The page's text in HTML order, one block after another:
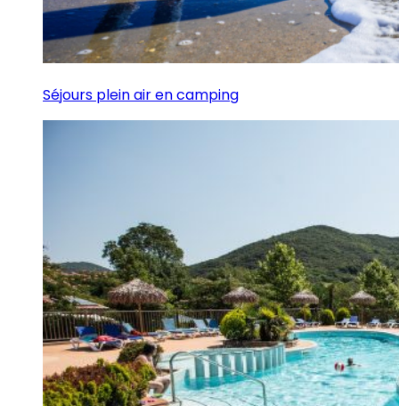
Séjours plein air en camping